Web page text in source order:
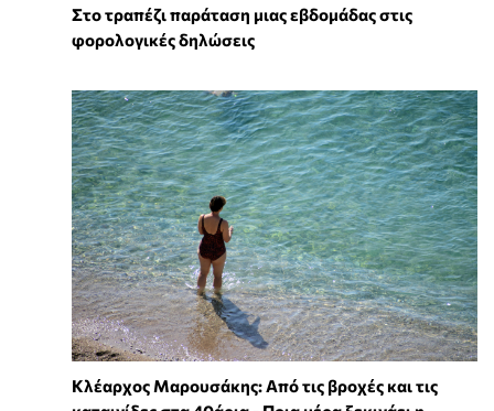
Στο τραπέζι παράταση μιας εβδομάδας στις
φορολογικές δηλώσεις
Κλέαρχος Μαρουσάκης: Από τις βροχές και τις